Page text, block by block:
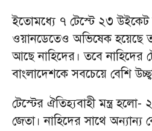
ইতোমধ্যে ৭ টেস্টে ২৩ উইকেট
ওয়ানডেতেও অভিষেক হয়েছে
আছে নাহিদের। তবে নাহিদের
বাংলাদেশকে সবচেয়ে বেশি
টেস্টের ঐতিহ্যবাহী মন্ত্র হলো-
জেতা। নাহিদের সাথে অন্যান্য